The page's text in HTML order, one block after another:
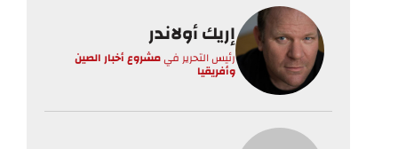
إريك أولاندر
رئيس التحرير فيمشروع أخبار الصين
وأفريقيا